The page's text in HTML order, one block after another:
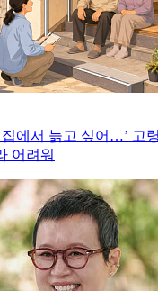
집에서 늙고 싶어…’ 고
어려워